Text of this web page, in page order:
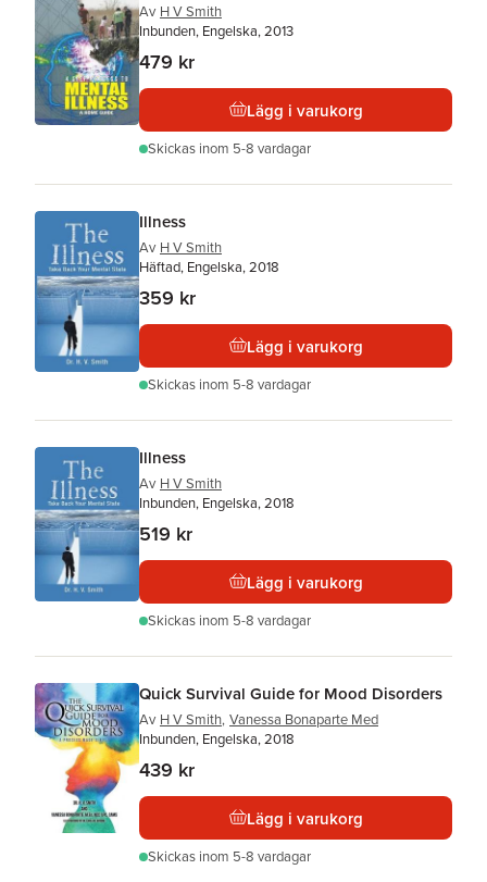
Av H V Smith
Inbunden, Engelska, 2013
479 kr
Lägg i varukorg
Skickas inom 5-8 vardagar
Illness
Av H V Smith
Häftad, Engelska, 2018
359 kr
Lägg i varukorg
Skickas inom 5-8 vardagar
Illness
Av H V Smith
Inbunden, Engelska, 2018
519 kr
Lägg i varukorg
Skickas inom 5-8 vardagar
Quick Survival Guide for Mood Disorders
Av H V Smith, Vanessa Bonaparte Med
Inbunden, Engelska, 2018
439 kr
Lägg i varukorg
Skickas inom 5-8 vardagar